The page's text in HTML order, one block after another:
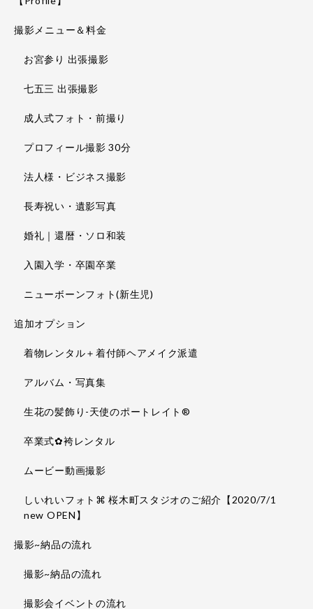
撮影メニュー＆料金
お宮参り 出張撮影
七五三 出張撮影
成人式フォト・前撮り
プロフィール撮影 30分
法人様・ビジネス撮影
長寿祝い・遺影写真
婚礼｜還暦・ソロ和装
入園入学・卒園卒業
ニューボーンフォト(新生児)
追加オプション
着物レンタル＋着付師ヘアメイク派遣
アルバム・写真集
生花の髪飾り-天使のポートレイト®
卒業式✿袴レンタル
ムービー動画撮影
しいれいフォト⌘ 桜木町スタジオのご紹介【2020/7/1
new OPEN】
撮影~納品の流れ
撮影~納品の流れ
撮影会イベントの流れ